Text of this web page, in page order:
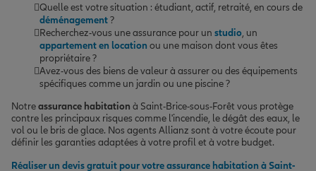
Quelle est votre situation : étudiant, actif, retraité, en cours de
déménagement?
Recherchez-vous une assurance pour un studio, un
appartement en location ou une maison dont vous êtes
propriétaire ?
Avez-vous des biens de valeur à assurer ou des équipements
spécifiques comme un jardin ou une piscine ?
Notreassurance habitation à Saint-Brice-sous-Forêt vous protège
contre les principaux risques comme l'incendie, le dégât des eaux, le
vol ou le bris de glace. Nos agents Allianz sont à votre écoute pour
définir les garanties adaptées à votre profil et à votre budget.
Réaliser un devis gratuit pour votre assurance habitation à Saint-